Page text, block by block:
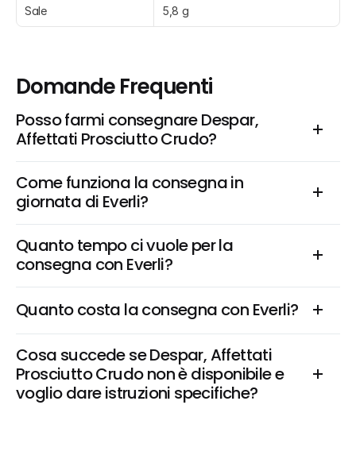
Sale 5,8 g
Domande Frequenti
Posso farmi consegnare Despar,
Affettati Prosciutto Crudo?
Come funziona la consegna in
giornata di Everli?
Quanto tempo ci vuole per la
consegna con Everli?
Quanto costa la consegna con Everli?
Cosa succede se Despar, Affettati
Prosciutto Crudo non è disponibile e
voglio dare istruzioni specifiche?